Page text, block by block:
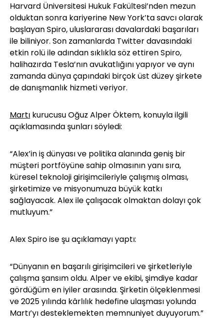
Harvard Üniversitesi Hukuk Fakültesi’nden mezun
olduktan sonra kariyerine New York’ta savcı olarak
başlayan Spiro, uluslararası davalardaki başarıları
ile biliniyor. Son zamanlarda Twitter davasındaki
etkin rolü ile adından sıklıkla söz ettiren Spiro,
halihazırda Tesla’nın avukatlığını yapıyor ve aynı
zamanda dünya çapındaki birçok üst düzey şirkete
de danışmanlık hizmeti veriyor.
Martı kurucusu Oğuz Alper Öktem, konuyla ilgili
açıklamasında şunları söyledi:
“Alex’in iş dünyası ve politika alanında geniş bir
müşteri portföyüne sahip olmasının yanı sıra,
küresel teknoloji girişimcileriyle çalışmış olması,
şirketimize ve misyonumuza büyük katkı
sağlayacak. Alex ile çalışacak olmaktan dolayı çok
mutluyum.”
Alex Spiro ise şu açıklamayı yaptı:
“Dünyanın en başarılı girişimcileri ve şirketleriyle
çalışma şansım oldu. Alper ve ekibi, şimdiye kadar
gördüğüm en iyiler arasında. Şirketin ölçeklenmesi
ve 2025 yılında kârlılık hedefine ulaşması yolunda
Martı’yı desteklemekten memnuniyet duyuyorum.”